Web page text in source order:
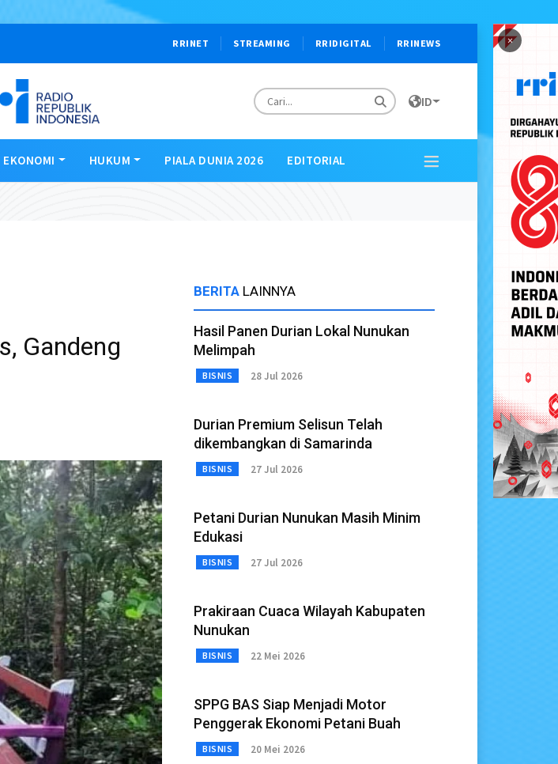
×
RRINET STREAMING RRIDIGITAL RRINEWS
ID
EKONOMI HUKUM PIALA DUNIA 2026 EDITORIAL
Gandeng
BERITA LAINNYA
Hasil Panen Durian Lokal Nunukan
Melimpah
BISNIS 28 Jul 2026
Durian Premium Selisun Telah
dikembangkan di Samarinda
BISNIS 27 Jul 2026
Petani Durian Nunukan Masih Minim
Edukasi
BISNIS 27 Jul 2026
Prakiraan Cuaca Wilayah Kabupaten
Nunukan
BISNIS 22 Mei 2026
SPPG BAS Siap Menjadi Motor
Penggerak Ekonomi Petani Buah
BISNIS 20 Mei 2026